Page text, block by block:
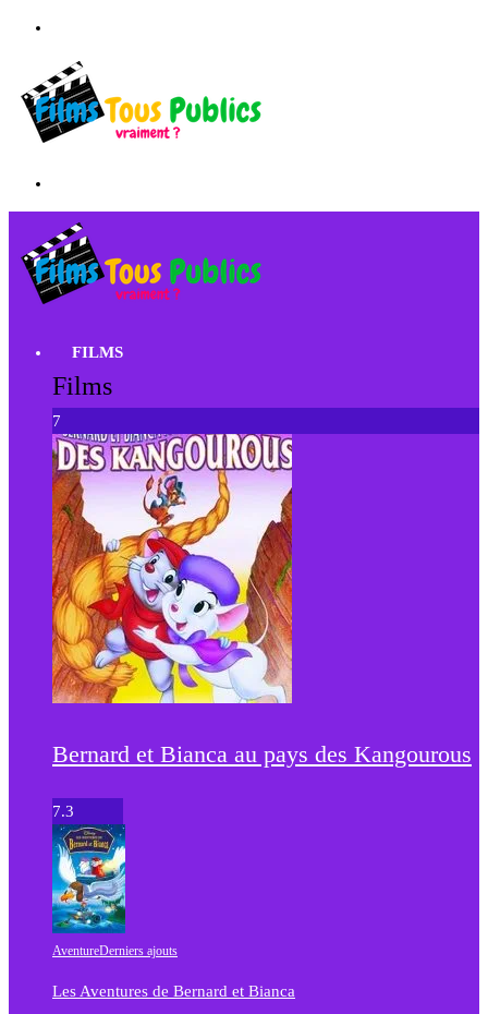
FILMS
Films
7
Bernard et Bianca au pays des Kangourous
7.3
AventureDerniers ajouts
Les Aventures de Bernard et Bianca